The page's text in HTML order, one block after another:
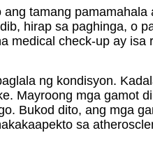
tamang
hirap sa paghinga, o
medical check-up ay
ng kondisyon.
Mayroong mga gamot
Bukod dito, ang mga
sa